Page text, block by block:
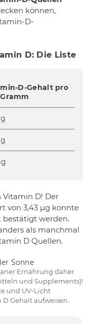
können,
D-
D: Die Liste
D-Gehalt pro
Vitamin D! Der
von 3,43 µg konnte
bestätigt werden.
als manchmal
D Quellen.
Ernährung daher
und Supplements)!
und UV-Licht
Gehalt aufweisen.